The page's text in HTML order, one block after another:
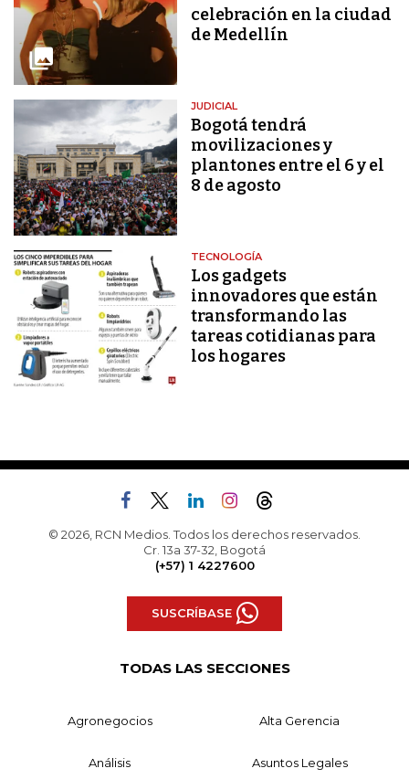
celebración en la ciudad
de Medellín
JUDICIAL
Bogotá tendrá
movilizaciones y
plantones entre el 6 y el
8 de agosto
TECNOLOGÍA
Los gadgets
innovadores que están
transformando las
tareas cotidianas para
los hogares
© 2026, RCN Medios. Todos los derechos reservados.
Cr. 13a 37-32, Bogotá
(+57) 1 4227600
SUSCRÍBASE
TODAS LAS SECCIONES
Agronegocios Alta Gerencia
Análisis Asuntos Legales